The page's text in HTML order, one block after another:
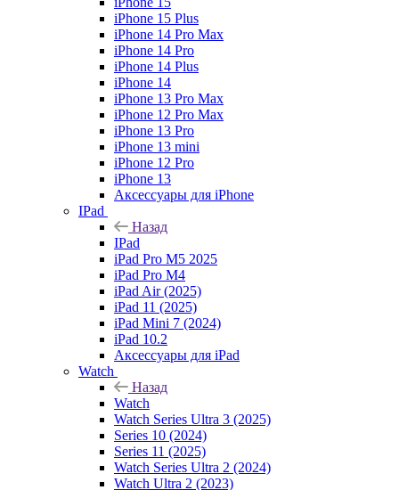
iPhone 15 Plus
iPhone 14 Pro Max
iPhone 14 Pro
iPhone 14 Plus
iPhone 14
iPhone 13 Pro Max
iPhone 12 Pro Max
iPhone 13 Pro
iPhone 13 mini
iPhone 12 Pro
iPhone 13
Аксессуары для iPhone
IPad
Назад
IPad
iPad Pro M5 2025
iPad Pro M4
iPad Air (2025)
iPad 11 (2025)
iPad Mini 7 (2024)
iPad 10.2
Аксессуары для iPad
Watch
Назад
Watch
Watch Series Ultra 3 (2025)
Series 10 (2024)
Series 11 (2025)
Watch Series Ultra 2 (2024)
Watch Ultra 2 (2023)